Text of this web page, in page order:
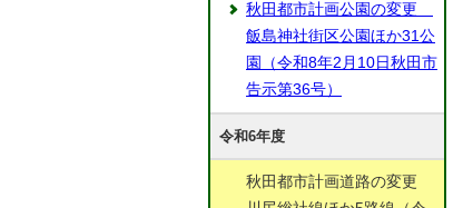
秋田都市計画公園の変更
飯島神社街区公園ほか31公
園（令和8年2月10日秋田市
告示第36号）
令和6年度
秋田都市計画道路の変更